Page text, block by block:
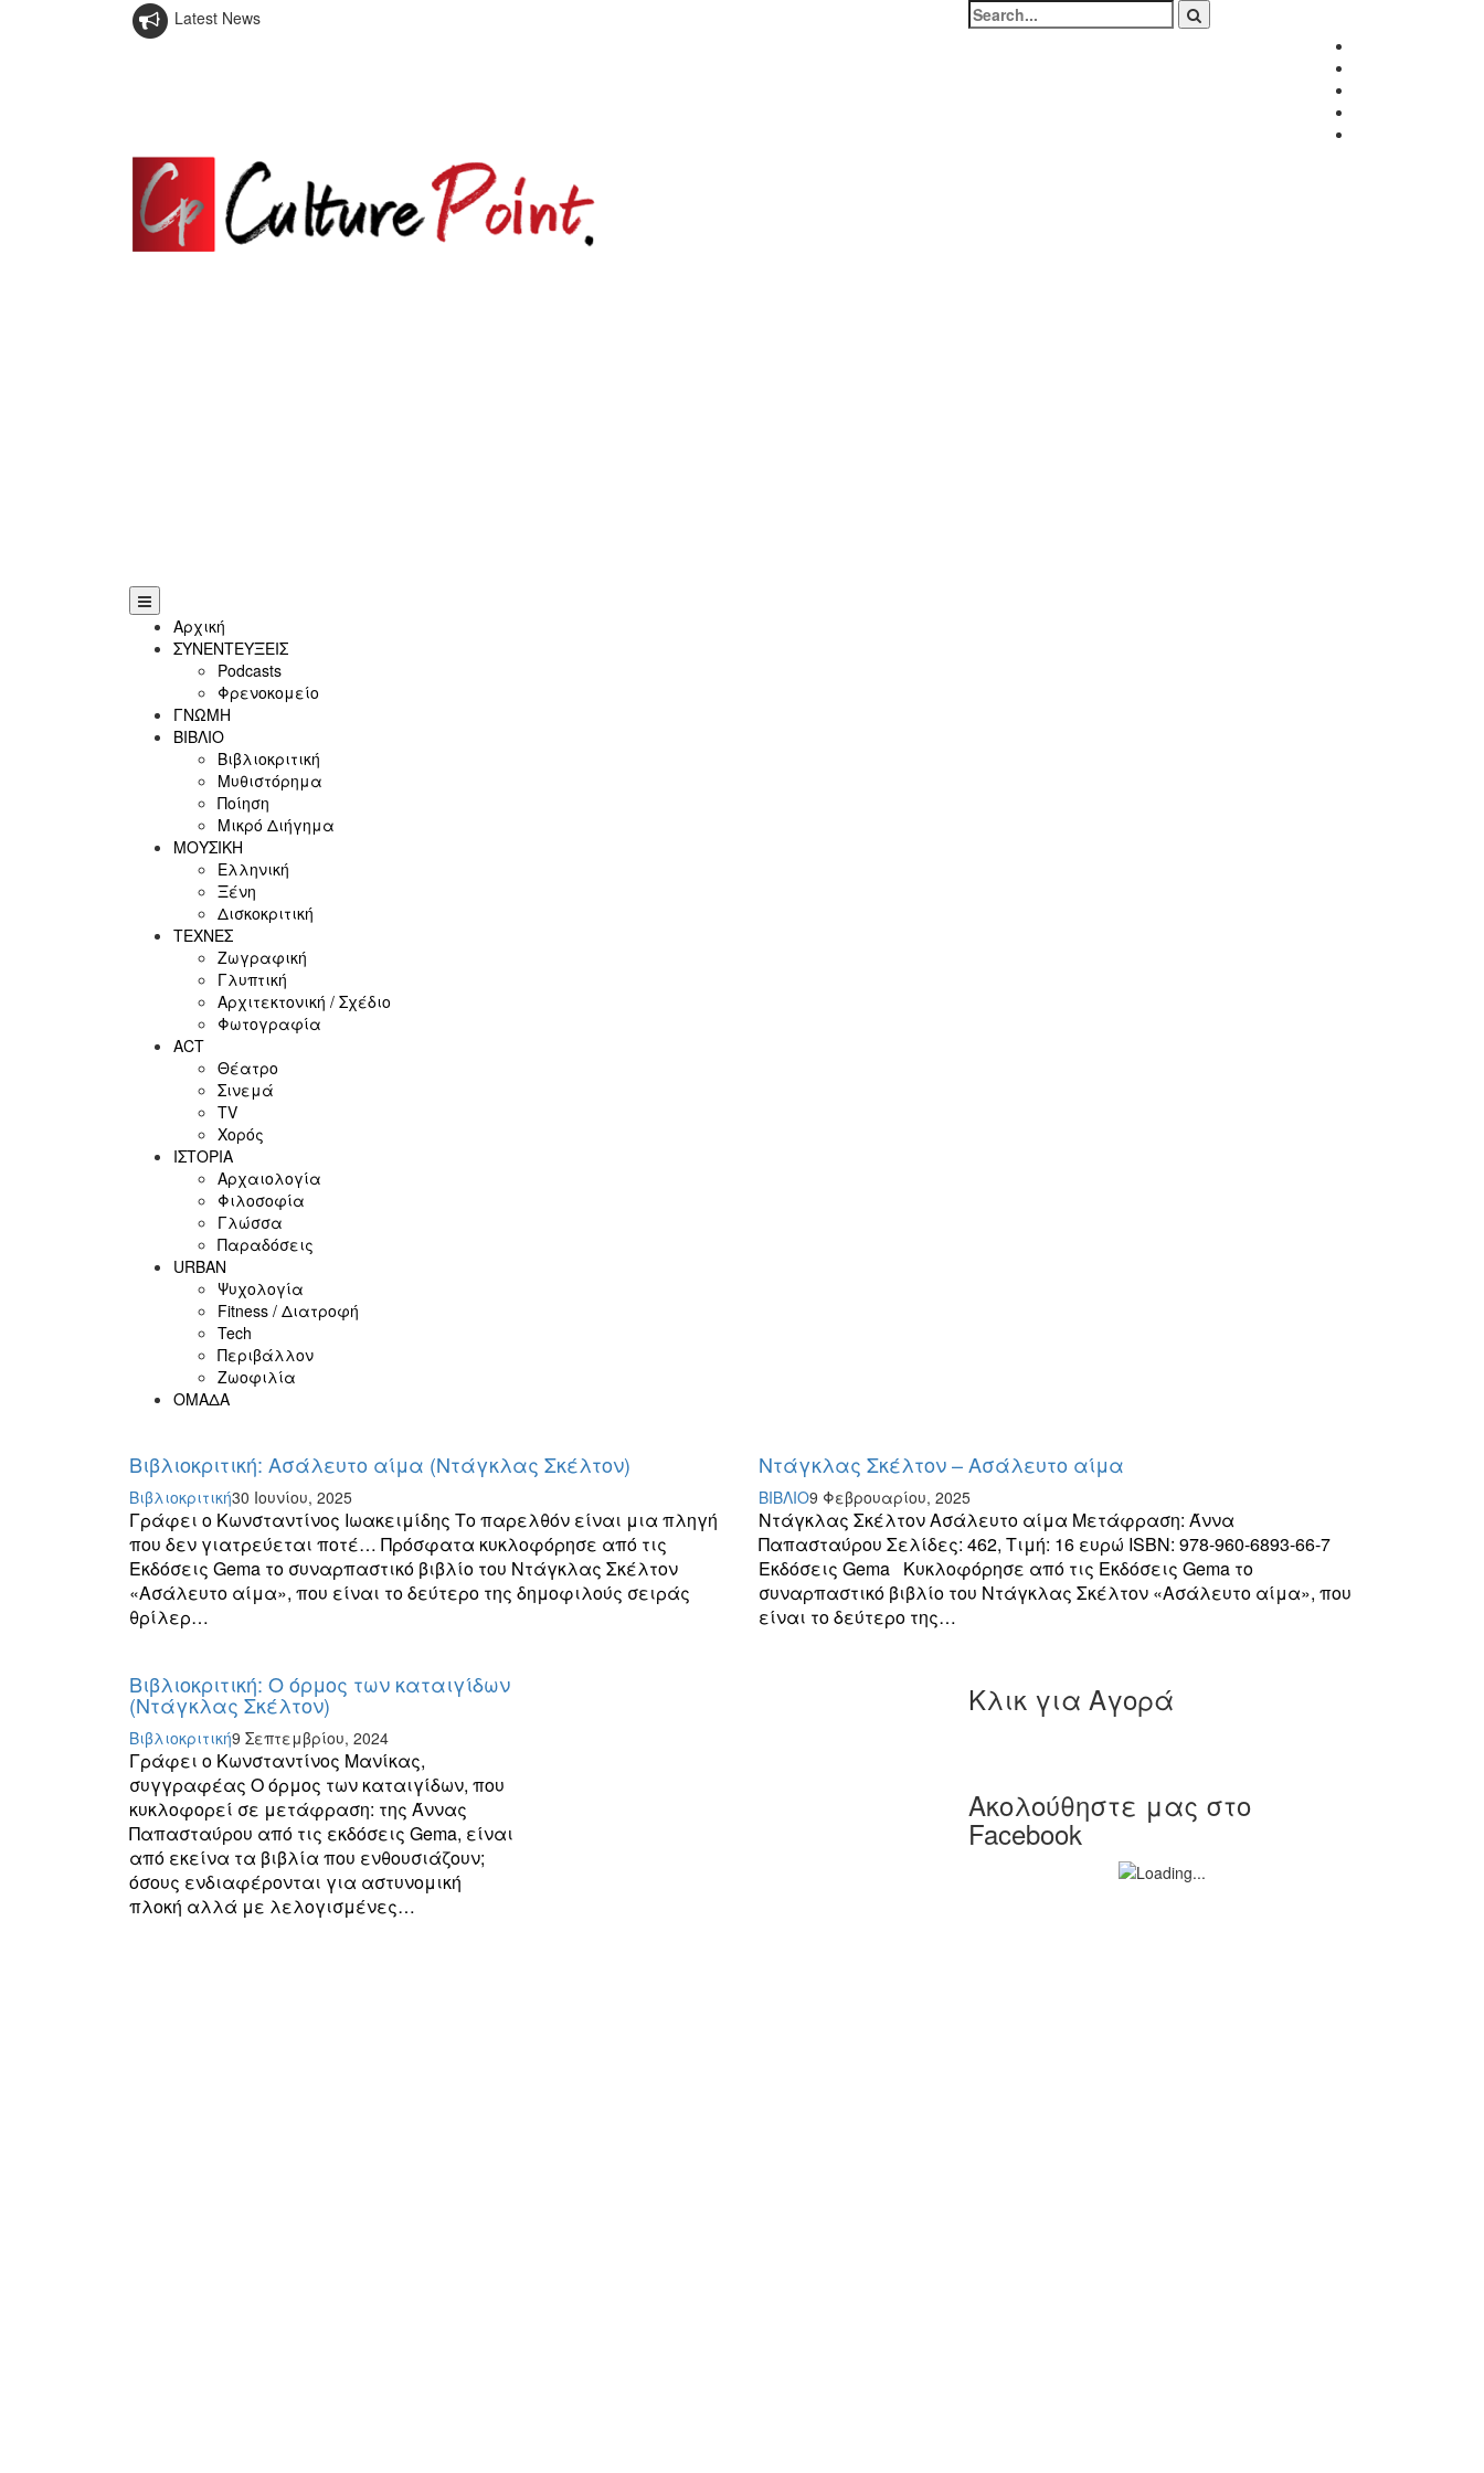
Latest News
Search
for:
Αρχική
ΣΥΝΕΝΤΕΥΞΕΙΣ
Podcasts
Φρενοκομείο
ΓΝΩΜΗ
ΒΙΒΛΙΟ
Βιβλιοκριτική
Μυθιστόρημα
Ποίηση
Μικρό Διήγημα
ΜΟΥΣΙΚΗ
Ελληνική
Ξένη
Δισκοκριτική
ΤΕΧΝΕΣ
Ζωγραφική
Γλυπτική
Αρχιτεκτονική / Σχέδιο
Φωτογραφία
ACT
Θέατρο
Σινεμά
ΤV
Χορός
ΙΣΤΟΡΙΑ
Αρχαιολογία
Φιλοσοφία
Γλώσσα
Παραδόσεις
URBAN
Ψυχολογία
Fitness / Διατροφή
Tech
Περιβάλλον
Ζωοφιλία
ΟΜΑΔΑ
Βιβλιοκριτική: Ασάλευτο αίμα (Ντάγκλας Σκέλτον)
Βιβλιοκριτική30 Ιουνίου, 2025
Γράφει ο Κωνσταντίνος Ιωακειμίδης Το παρελθόν είναι μια πληγή
που δεν γιατρεύεται ποτέ… Πρόσφατα κυκλοφόρησε από τις
Εκδόσεις Gema το συναρπαστικό βιβλίο του Ντάγκλας Σκέλτον
«Ασάλευτο αίμα», που είναι το δεύτερο της δημοφιλούς σειράς
θρίλερ…
Ντάγκλας Σκέλτον – Ασάλευτο αίμα
ΒΙΒΛΙΟ9 Φεβρουαρίου, 2025
Ντάγκλας Σκέλτον Ασάλευτο αίμα Μετάφραση: Άννα
Παπασταύρου Σελίδες: 462, Τιμή: 16 ευρώ ISBN: 978-960-6893-66-7
Εκδόσεις Gema Κυκλοφόρησε από τις Εκδόσεις Gema το
συναρπαστικό βιβλίο του Ντάγκλας Σκέλτον «Ασάλευτο αίμα», που
είναι το δεύτερο της…
Βιβλιοκριτική: Ο όρμος των καταιγίδων
(Ντάγκλας Σκέλτον)
Βιβλιοκριτική9 Σεπτεμβρίου, 2024
Γράφει ο Κωνσταντίνος Μανίκας,
συγγραφέας Ο όρμος των καταιγίδων, που
κυκλοφορεί σε μετάφραση: της Άννας
Παπασταύρου από τις εκδόσεις Gema, είναι
από εκείνα τα βιβλία που ενθουσιάζουν;
όσους ενδιαφέρονται για αστυνομική
πλοκή αλλά με λελογισμένες…
Κλικ για Αγορά
Ακολούθηστε μας στο
Facebook